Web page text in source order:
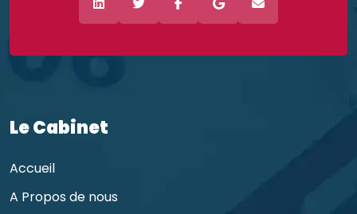
Le Cabinet
Accueil
A Propos de nous